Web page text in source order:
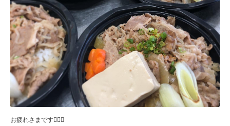
お疲れさまです🙇🏻‍♀️